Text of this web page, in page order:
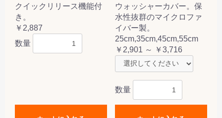
クイックリリース機能付
き。
￥2,887
数量
ウォッシャーカバー。保
水性抜群のマイクロファ
イバー製。
25cm,35cm,45cm,55cm
￥2,901 ～ ￥3,716
数量